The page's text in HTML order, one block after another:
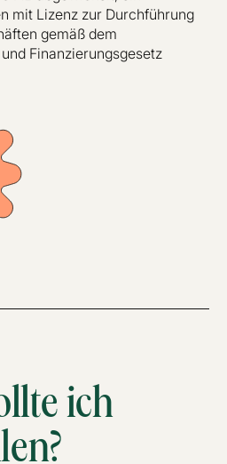
mit Lizenz zur Durchführung
gemäß dem
Finanzierungsgesetz
ich